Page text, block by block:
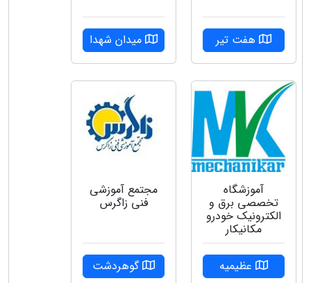
هفت تیر میدان شهدا
آموزشگاه
تخصصی برق و
الکترونیک خودرو
مکانیکار
عظیمیه
مجتمع آموزشی
فنی زاگرس
گوهردشت